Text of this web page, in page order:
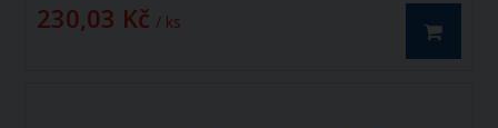
230,03 Kč / ks